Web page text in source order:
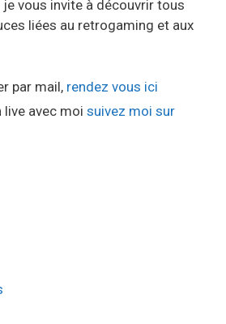
vous invite à découvrir tous
liées au retrogaming et aux
par mail, rendez vous ici
live avec moi suivez moi sur